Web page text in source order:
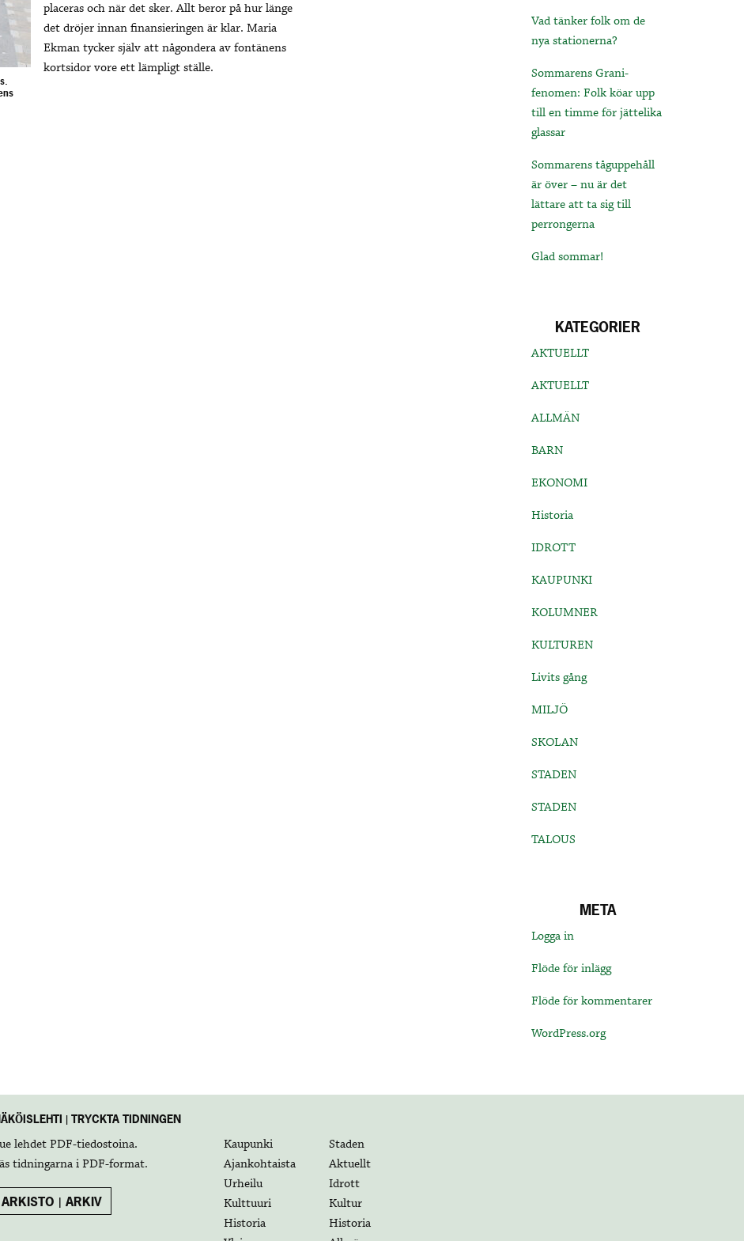
placeras och när det sker. Allt beror på hur länge
det dröjer innan finansieringen är klar. Maria
Ekman tycker själv att någondera av fontänens
kortsidor vore ett lämpligt ställe.
Vad tänker folk om de
nya stationerna?
Sommarens Grani-
fenomen: Folk köar upp
till en timme för jättelika
glassar
Sommarens tåguppehåll
är över – nu är det
lättare att ta sig till
perrongerna
Glad sommar!
KATEGORIER
AKTUELLT
AKTUELLT
ALLMÄN
BARN
EKONOMI
Historia
IDROTT
KAUPUNKI
KOLUMNER
KULTUREN
Livits gång
MILJÖ
SKOLAN
STADEN
STADEN
TALOUS
META
Logga in
Flöde för inlägg
Flöde för kommentarer
WordPress.org
| TRYCKTA TIDNINGEN
lehdetPDF-tiedostoina.
tidningarna i PDF-format.
ARKISTO | ARKIV
Kaupunki
Staden
Ajankohtaista
Aktuellt
Urheilu
Idrott
Kulttuuri
Kultur
Historia
Historia